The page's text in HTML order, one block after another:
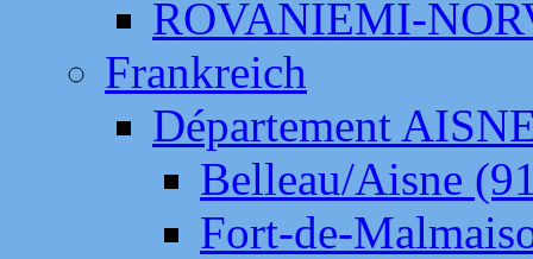
ROVANIEMI-
Frankreich
Département
Belleau/Aisne
Fort-de-